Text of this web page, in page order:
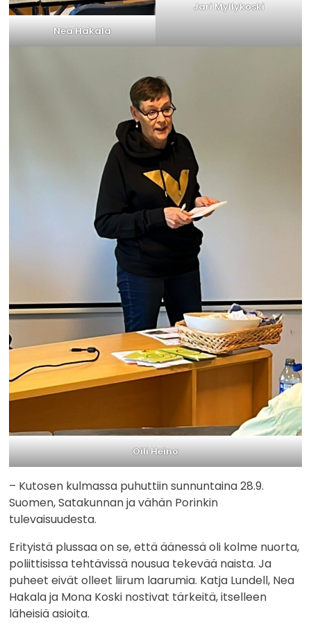
Nea Hakala
Jari Myllykoski
Oili Heino
– Kutosen kulmassa puhuttiin sunnuntaina 28.9.
Suomen, Satakunnan ja vähän Porinkin
tulevaisuudesta.
Erityistä plussaa on se, että äänessä oli kolme nuorta,
poliittisissa tehtävissä nousua tekevää naista. Ja
puheet eivät olleet liirum laarumia. Katja Lundell, Nea
Hakala ja Mona Koski nostivat tärkeitä, itselleen
läheisiä asioita.